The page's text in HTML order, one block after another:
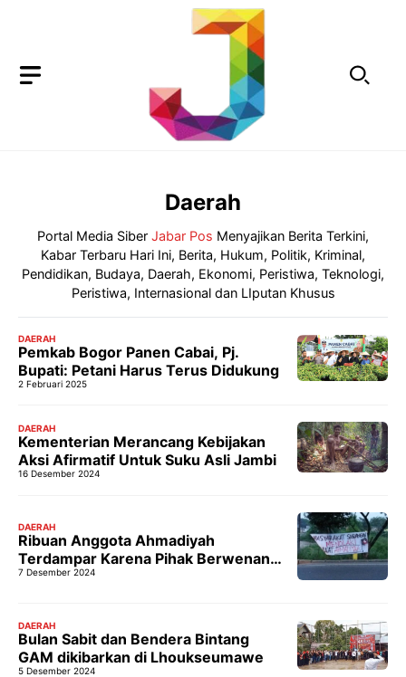
Daerah
Portal Media Siber Jabar Pos Menyajikan Berita Terkini,
Kabar Terbaru Hari Ini, Berita, Hukum, Politik, Kriminal,
Pendidikan, Budaya, Daerah, Ekonomi, Peristiwa, Teknologi,
Peristiwa, Internasional dan LIputan Khusus
DAERAH
Pemkab Bogor Panen Cabai, Pj.
Bupati: Petani Harus Terus Didukung
2 Februari 2025
DAERAH
Kementerian Merancang Kebijakan
Aksi Afirmatif Untuk Suku Asli Jambi
16 Desember 2024
DAERAH
Ribuan Anggota Ahmadiyah
Terdampar Karena Pihak Berwenang
Melarang Pertemuan Massal
7 Desember 2024
DAERAH
Bulan Sabit dan Bendera Bintang
GAM dikibarkan di Lhoukseumawe
5 Desember 2024